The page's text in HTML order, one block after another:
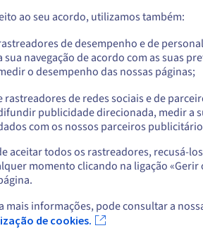
15, 7 e 3 dias antes da data de expiração
ao seu acordo, utilizamos também:
de desempenho e de
sua navegação de acordo com as suas
o desempenho das nossas páginas;
rastreadores de redes sociais e de
publicidade direcionada, medir a
com os nossos parceiros
aceitar todos os rastreadores, recusá-
momento clicando na ligação «Gerir
mais informações, pode consultar a
de cookies.